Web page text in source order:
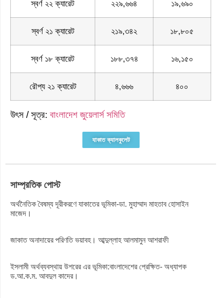
স্বর্ণ ২২ ক্যারেট ২২৯,৬৬৪ ১৯,৬৯০
স্বর্ণ ২১ ক্যারেট ২১৯,৩৪২ ১৮,৮০৫
স্বর্ণ ১৮ ক্যারেট ১৮৮,৩৭৪ ১৬,১৫০
রৌপ্য ২১ ক্যারেট ৪,৬৬৬ ৪০০
উৎস / সূত্র: বাংলাদেশ জুয়েলার্স সমিতি
যাকাত ক্যালকুলেট
সাম্প্রতিক পোস্ট
অর্থনৈতিক বৈষম্য দূরীকরণে যাকাতের ভূমিকা-ডা. মুহাম্মাদ মাহতাব হোসাইন
মাজেদ।
জাকাত অনাদায়ের পরিণতি ভয়াবহ। আব্দুল্লাহ আলমামুন আশরাফী
ইসলামী অর্থব্যবস্থায় উশরের এর ভূমিকা:বাংলাদেশের প্রেক্ষিত- অধ্যাপক
ড.আ.ক.ম. আবদুল কাদের।